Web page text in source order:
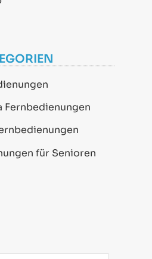
Fernbedienungen
für Senioren